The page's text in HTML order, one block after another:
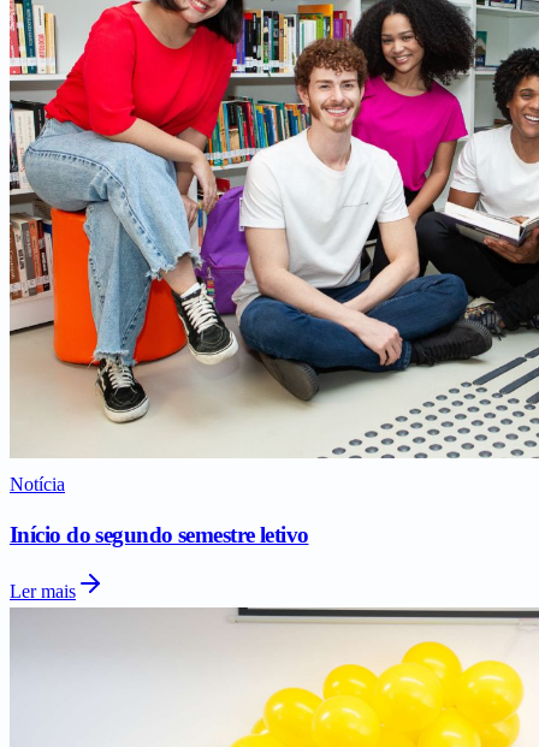
Notícia
Início do segundo semestre letivo
Ler mais